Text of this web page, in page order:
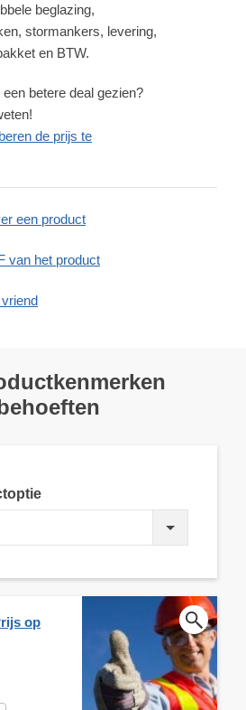
beglazing,
stormankers, levering,
en BTW.
betere deal gezien?
de prijs te
een product
van het product
op